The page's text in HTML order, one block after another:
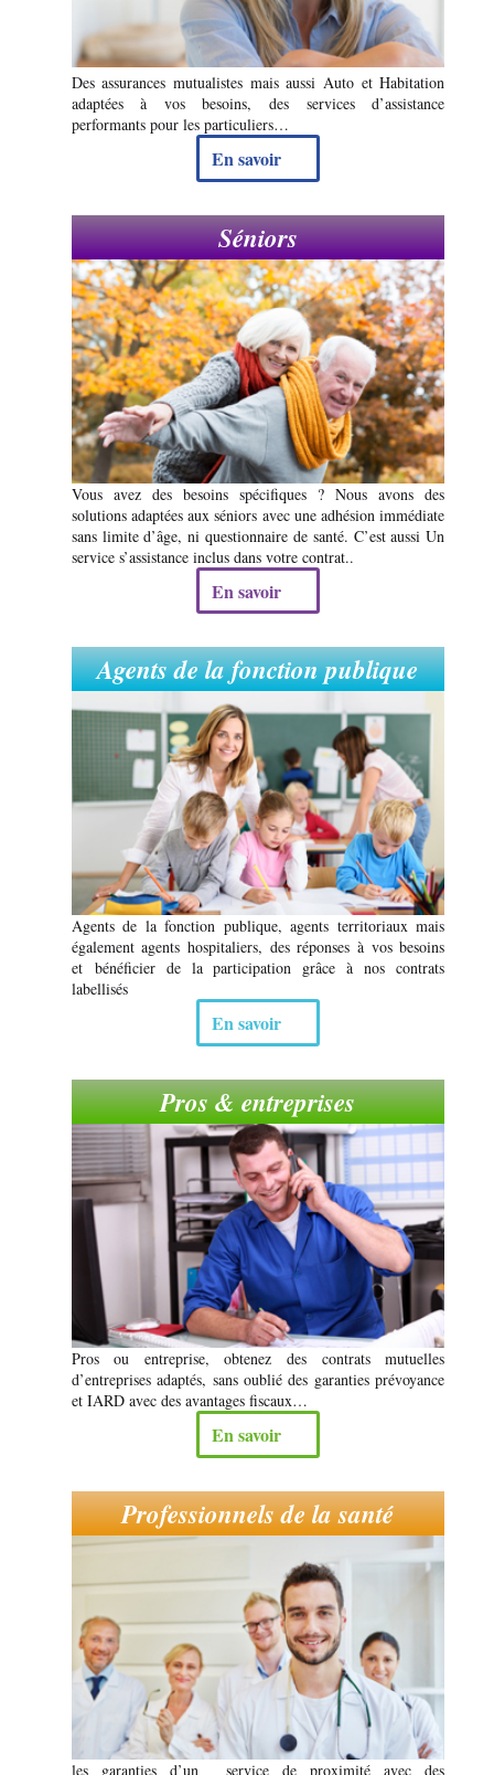
Des assurances mutualistes mais aussi Auto et Habitation
adaptées à vos besoins, des services d’assistance
performants pour les particuliers…
En savoir
Séniors
Vous avez des besoins spécifiques ? Nous avons des
solutions adaptées aux séniors avec une adhésion immédiate
sans limite d’âge, ni questionnaire de santé. C’est aussi Un
service s’assistance inclus dans votre contrat..
En savoir
Agents de la fonction publique
Agents de la fonction publique, agents territoriaux mais
également agents hospitaliers, des réponses à vos besoins
et bénéficier de la participation grâce à nos contrats
labellisés
En savoir
Pros & entreprises
Pros ou entreprise, obtenez des contrats mutuelles
d’entreprises adaptés, sans oublié des garanties prévoyance
et IARD avec des avantages fiscaux…
En savoir
Professionnels de la santé
les garanties d’un service de proximité avec des